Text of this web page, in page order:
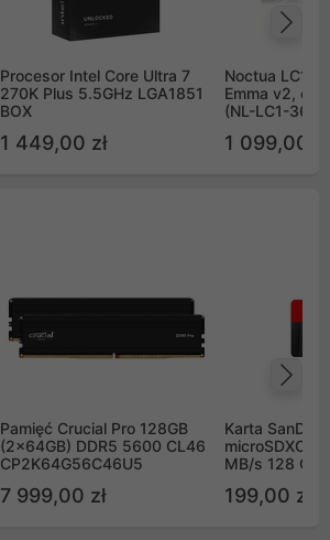
Procesor Intel Core Ultra 7
270K Plus 5.5GHz LGA1851
BOX
1 449,00 zł
Noctua LC1
Emma v2,
(NL-LC1-36)
1 099,00 zł
Pamięć Crucial Pro 128GB
(2x64GB) DDR5 5600 CL46
CP2K64G56C46U5
7 999,00 zł
Karta
microSDXC
MB/s 128 GB
199,00 zł